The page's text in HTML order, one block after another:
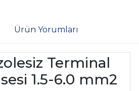
Ürün Yorumları
Terminal
1.5-6.0 mm2